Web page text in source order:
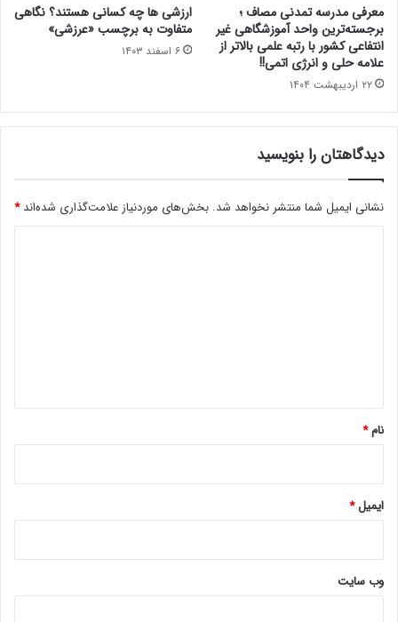
معرفی مدرسه تمدنی مصاف ؛
برجسته‌ترین واحد آموزشگاهی غیر
انتفاعی کشور با رتبه علمی بالاتر از
علامه حلی و انرژی اتمی!!
۲۲ اردیبهشت ۱۴۰۴
ارزشی ها چه کسانی هستند؟ نگاهی
متفاوت به برچسب «عرزشی»
۶ اسفند ۱۴۰۳
دیدگاهتان را بنویسید
نشانی ایمیل شما منتشر نخواهد شد. بخش‌های موردنیاز علامت‌گذاری شده‌اند*
نام*
ایمیل*
وب‌ سایت